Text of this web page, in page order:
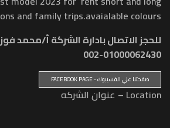
and family trips.avaialable colours
للحجز الاتصال بادارة الشركة أ/محمد
002-01000062430
صفحتنا علي الفسيبوك - FACEBOOK PAGE
Location – عنوان الشركه